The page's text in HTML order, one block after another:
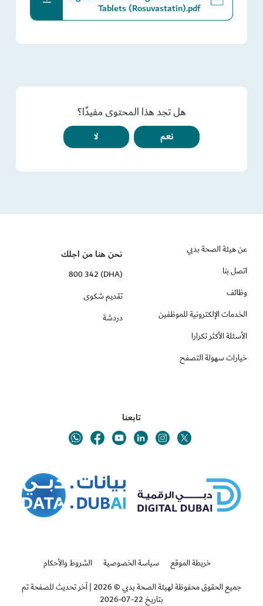
Tablets (Rosuvastatin).pdf
هل تجد هذا المحتوى مفيدًا؟
نعم لا
عن هيئة الصحة بدبي
اتصل بنا
وظائف
الخدمات الإلكترونية للموظفين
الأسئلة الأكثر تكرارا
خيارات سهولة التصفح
نحن هنا من اجلك
(DHA) 800 342
تقديم شكوى
دردشة
تابعنا
خريطة الموقع سياسة الخصوصية
الشروط والأحكام
جميع الحقوق محفوظة لهيئة الصحة بدبي © 2026
|آخر تحديث للصفحة تم
بتاريخ 22-07-2026